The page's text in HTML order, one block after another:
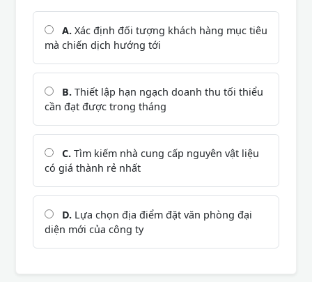
A. Xác định đối tượng khách hàng mục tiêu
mà chiến dịch hướng tới
B. Thiết lập hạn ngạch doanh thu tối thiểu
cần đạt được trong tháng
C. Tìm kiếm nhà cung cấp nguyên vật liệu
có giá thành rẻ nhất
D. Lựa chọn địa điểm đặt văn phòng đại
diện mới của công ty